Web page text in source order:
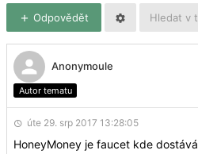
Odpovědět
Anonymoule
Autor tematu
úte 29. srp 2017 13:28:05
HoneyMoney je faucet kde